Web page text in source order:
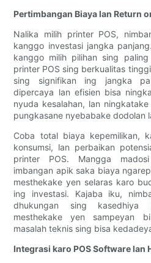
Pertimbangan Biaya lan Return
Nalika milih printer POS,
kanggo investasi jangka
kanggo milih pilihan sing
printer POS sing berkualitas
sing signifikan ing jangka
dipercaya lan efisien bisa
nyuda kesalahan, lan
pungkasane nyebabake dodolan
Coba total biaya kepemilikan,
konsumsi, lan perbaikan
printer POS. Mangga
imbangan apik saka biaya
mesthekake yen selaras karo
ing investasi. Kajaba iku,
dhukungan sing kasedhiya
mesthekake yen sampeyan
masalah teknis sing bisa
Integrasi karo POS Software lan